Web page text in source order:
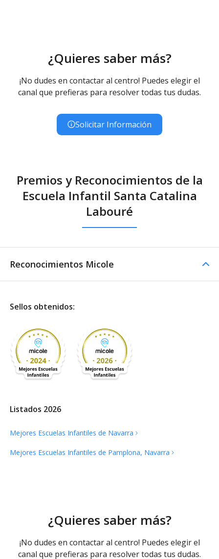
¿Quieres saber más?
¡No dudes en contactar al centro! Puedes elegir el
canal que prefieras para resolver todas tus dudas.
Solicitar Información
Premios y Reconocimientos de la
Escuela Infantil Santa Catalina
Labouré
Reconocimientos Micole
Sellos obtenidos:
Listados 2026
Mejores Escuelas Infantiles de Navarra
Mejores Escuelas Infantiles de Pamplona, Navarra
¿Quieres saber más?
¡No dudes en contactar al centro! Puedes elegir el
canal que prefieras para resolver todas tus dudas.